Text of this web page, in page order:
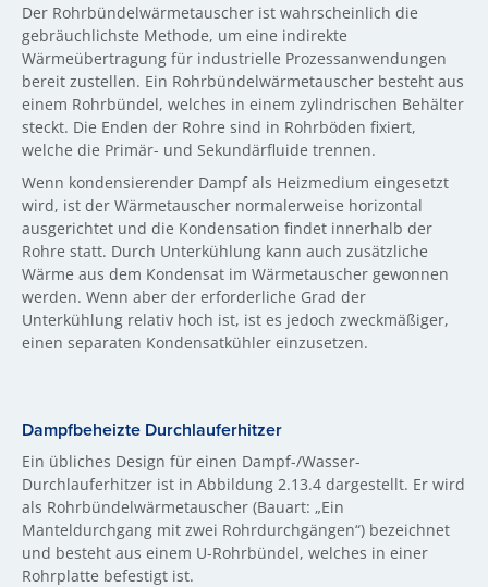
Der Rohrbündelwärmetauscher ist wahrscheinlich die
gebräuchlichste Methode, um eine indirekte
Wärmeübertragung für industrielle Prozessanwendungen
bereit zustellen. Ein Rohrbündelwärmetauscher besteht aus
einem Rohrbündel, welches in einem zylindrischen Behälter
steckt. Die Enden der Rohre sind in Rohrböden fixiert,
welche die Primär- und Sekundärfluide trennen.
Wenn kondensierender Dampf als Heizmedium eingesetzt
wird, ist der Wärmetauscher normalerweise horizontal
ausgerichtet und die Kondensation findet innerhalb der
Rohre statt. Durch Unterkühlung kann auch zusätzliche
Wärme aus dem Kondensat im Wärmetauscher gewonnen
werden. Wenn aber der erforderliche Grad der
Unterkühlung relativ hoch ist, ist es jedoch zweckmäßiger,
einen separaten Kondensatkühler einzusetzen.
Dampfbeheizte Durchlauferhitzer
Ein übliches Design für einen Dampf-/Wasser-
Durchlauferhitzer ist in Abbildung 2.13.4 dargestellt. Er wird
als Rohrbündelwärmetauscher (Bauart: „Ein
Manteldurchgang mit zwei Rohrdurchgängen“) bezeichnet
und besteht aus einem U-Rohrbündel, welches in einer
Rohrplatte befestigt ist.